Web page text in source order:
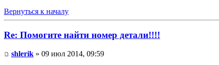
Вернуться к началу
Re: Помогите найти номер детали!!!!
shlerik » 09 июл 2014, 09:59